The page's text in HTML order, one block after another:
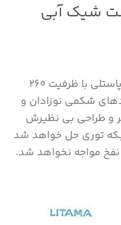
شیک آبی
شیشه شیر آنتی کولیک تویست شیک آبی پاستلی با ظرفیت 260
شکمی نوزادان و
و طراحی بی نظیرش
توری حل خواهد شد
نفخ مواجه نخواهد شد.